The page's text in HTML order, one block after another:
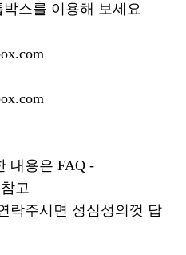
스를 이용해 보세요
내용은 FAQ -
고
락주시면 성심성의껏 답